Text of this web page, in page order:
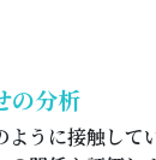
の分析
ように接触して